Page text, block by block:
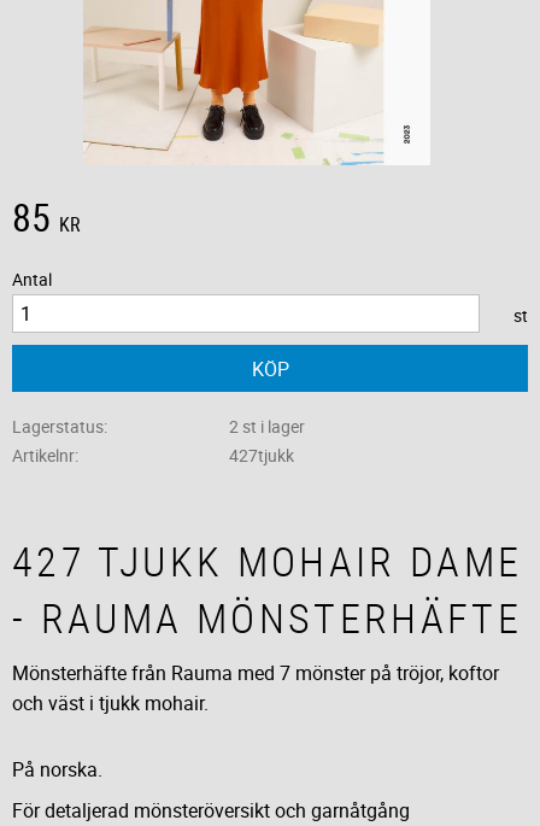
85 KR
Antal
st
KÖP
Lagerstatus
2 st i lager
Artikelnr
427tjukk
427 TJUKK MOHAIR DAME
- RAUMA MÖNSTERHÄFTE
Mönsterhäfte från Rauma med 7 mönster på tröjor, koftor
och väst i tjukk mohair.
På norska.
För detaljerad mönsteröversikt och garnåtgång